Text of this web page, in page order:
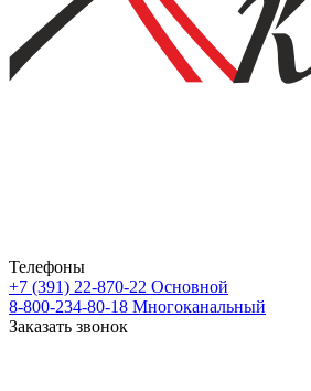
Телефоны
+7 (391) 22-870-22 Основной
8-800-234-80-18 Многоканальный
Заказать звонок